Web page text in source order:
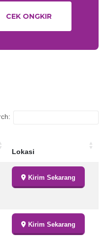
CEK ONGKIR
Lokasi
Lokasi
Kirim Sekarang
Kirim Sekarang